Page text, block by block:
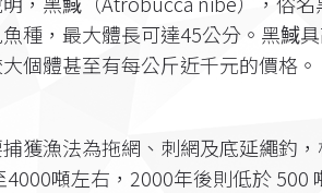
種，最大體長可達45公分。黑䱛
個體甚至有每公斤近千元的價格。
獲漁法為拖網、刺網及底延繩釣
4000噸左右，2000年後則低於 500